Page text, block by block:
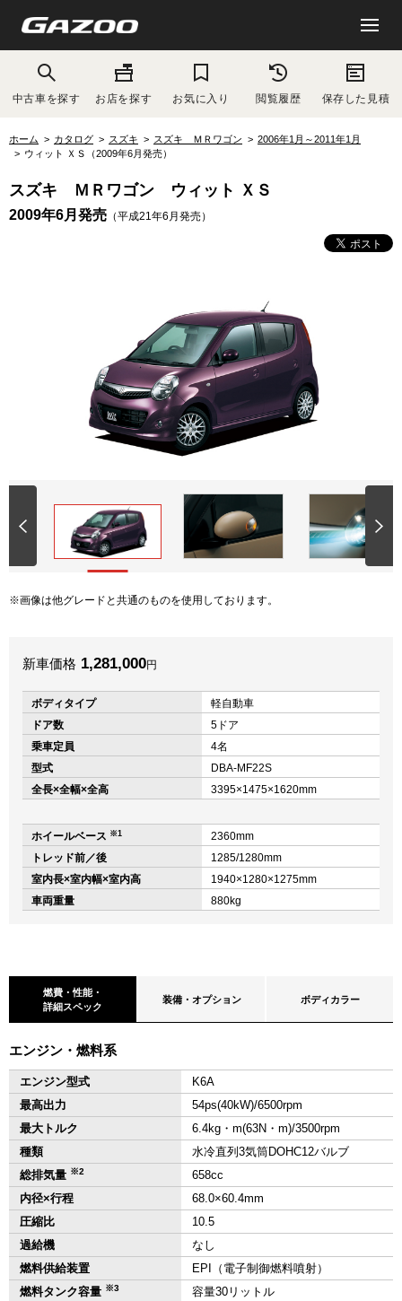
中古車を探す お店を探す お気に入り 閲覧履歴 保存した見積
ホーム カタログ スズキ スズキ ＭＲワゴン
2006年1月～2011年1月
ウィット ＸＳ（2009年6月発売）
スズキ ＭＲワゴン ウィット ＸＳ
2009年6月発売 （平成21年6月発売）
画像は他グレードと共通のものを使用しております。
新車価格 1,281,000円
ボディタイプ
軽自動車
ドア数
5ドア
乗車定員
4名
型式
DBA-MF22S
全長×全幅×全高
3395×1475×1620mm
ホイールベース ※1
2360mm
トレッド前／後
1285/1280mm
室内長×室内幅×室内高
1940×1280×1275mm
車両重量
880kg
燃費・性能・
詳細スペック
装備・オプション ボディカラー
エンジン・燃料系
エンジン型式
K6A
最高出力
54ps(40kW)/6500rpm
最大トルク
6.4kg・m(63N・m)/3500rpm
種類
水冷直列3気筒DOHC12バルブ
総排気量 ※2
658cc
内径×行程
68.0×60.4mm
圧縮比
10.5
過給機
なし
燃料供給装置
EPI（電子制御燃料噴射）
燃料タンク容量 ※3
容量30リットル